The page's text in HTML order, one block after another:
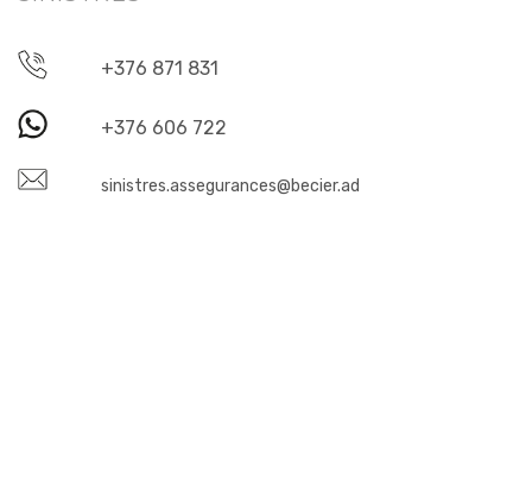
+376 871 831
+376 606 722
sinistres.assegurances@becier.ad